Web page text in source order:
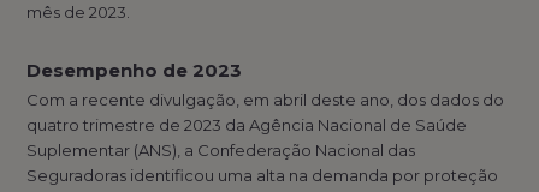
mês de 2023.
Desempenho de 2023
Com a recente divulgação, em abril deste ano, dos dados do
quatro trimestre de 2023 da Agência Nacional de Saúde
Suplementar (ANS), a Confederação Nacional das
Seguradoras identificou uma alta na demanda por proteção